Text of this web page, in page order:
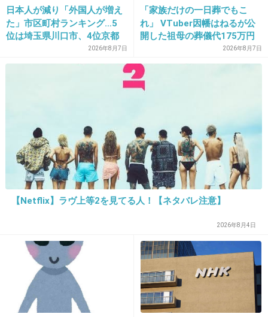
18. 匿名2013/11/15(金) 11:58:06
夫のカノジョってタイトルも悪い気が
+371
これさ、タイトルもよくないのでは？
夫婦で
妻 夫のカノジョ
ふーん…
日本人が減り「外国人が増え
た」市区町村ランキング…5
位は埼玉県川口市、4位京都
市、ではトップ3は？2026年8月7日
「家族だけの一日葬でもこ
れ」 VTuber因幡はねるが公
開した祖母の葬儀代175万円
2026年8月7日
【Netflix】ラヴ上等2を見てる人！【ネタバレ注意】
2026年8月4日